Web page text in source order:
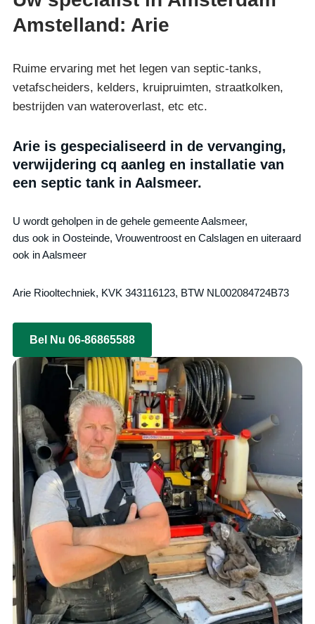
Amstelland: Arie
Ruime ervaring met het legen van septic-tanks,
vetafscheiders, kelders, kruipruimten, straatkolken,
bestrijden van wateroverlast, etc etc.
Arie is gespecialiseerd in de vervanging,
verwijdering cq aanleg en installatie van
een septic tank in Aalsmeer.
U wordt geholpen in de gehele gemeente Aalsmeer,
dus ook in Oosteinde, Vrouwentroost en Calslagen en uiteraard
ook in Aalsmeer
Arie Riooltechniek, KVK 343116123, BTW NL002084724B73
Bel Nu 06-86865588